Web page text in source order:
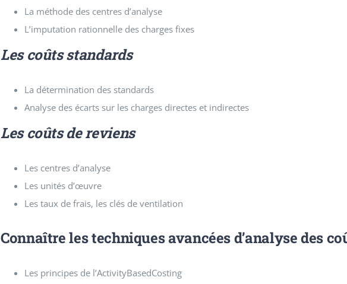
La méthode des centres d’analyse
L’imputation rationnelle des charges fixes
Les coûts standards
La détermination des standards
Analyse des écarts sur les charges directes et indirectes
Les coûts de reviens
Les centres d’analyse
Les unités d’œuvre
Les taux de frais, les clés de ventilation
Connaître les techniques avancées d’analyse des
Les principes de l’ActivityBasedCosting